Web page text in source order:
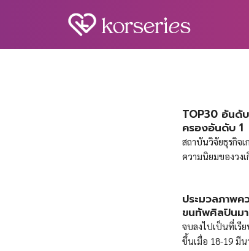
TOP30 อันดั
ครองอันดับ 1
สถาบันวิจัยธุรกิจ
ความนิยมของวง
ประจำเดือนนี้
60.32% เมื่อเทีย
ว่า ‘จีซู’,
เผย’ และ ‘ปล่อ
ประมวลภาพค
ขนทัพศิลปินม
จบลงไปเป็นที่เรี
ขึ้นเมื่อ 18-19 มี